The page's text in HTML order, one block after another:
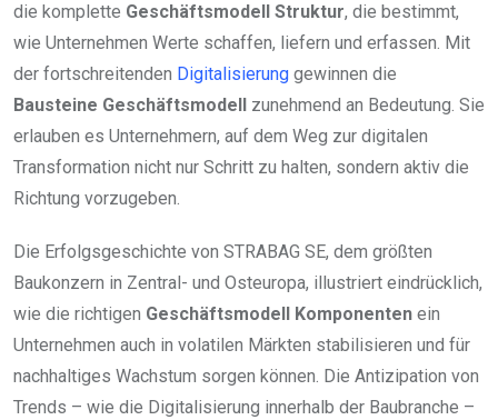
die komplette Geschäftsmodell Struktur, die bestimmt,
wie Unternehmen Werte schaffen, liefern und erfassen. Mit
der fortschreitenden Digitalisierung gewinnen die
Bausteine Geschäftsmodell
zunehmend an Bedeutung. Sie
erlauben es Unternehmern, auf dem Weg zur digitalen
Transformation nicht nur Schritt zu halten, sondern aktiv die
Richtung vorzugeben.
Die Erfolgsgeschichte von STRABAG SE, dem größten
Baukonzern in Zentral- und Osteuropa, illustriert eindrücklich,
wie die richtigen Geschäftsmodell Komponenten ein
Unternehmen auch in volatilen Märkten stabilisieren und für
nachhaltiges Wachstum sorgen können. Die Antizipation von
Trends – wie die Digitalisierung innerhalb der Baubranche –